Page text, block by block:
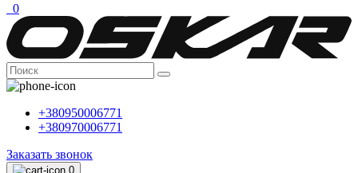
0
+380950006771
+380970006771
Заказать звонок
0